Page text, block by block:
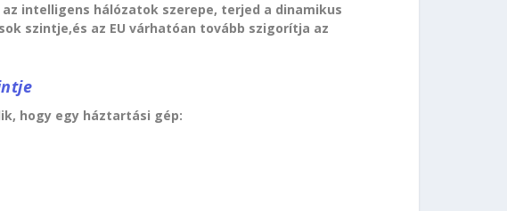
intelligens hálózatok szerepe, terjed a dinamikus
szintje,és az EU várhatóan tovább szigorítja az
hogy egy háztartási gép: